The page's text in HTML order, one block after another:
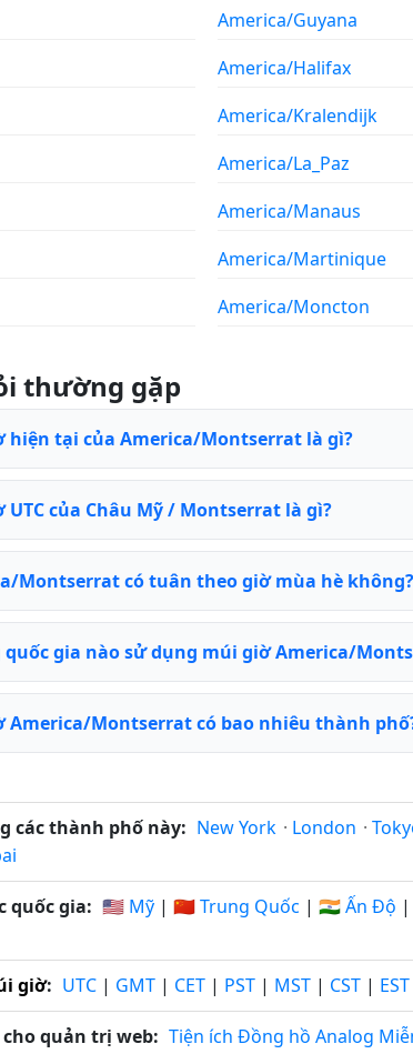
America/Guyana
America/Halifax
America/Kralendijk
America/La_Paz
America/Manaus
America/Martinique
America/Moncton
thường gặp
hiện tại của America/Montserrat là gì?
UTC của Châu Mỹ / Montserrat là gì?
Montserrat có tuân theo giờ mùa hè không?
gia nào sử dụng múi giờ America/
America/Montserrat có bao nhiêu thành
các thành phố này: New York · London ·
quốc gia: 🇺🇸 Mỹ | 🇨🇳 Trung Quốc | 🇮🇳 Ấn Độ |
giờ: UTC | GMT | CET | PST | MST | CST | EST
quản trị web: Tiện ích Đồng hồ Analog